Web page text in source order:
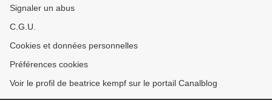
Signaler un abus
C.G.U.
Cookies et données personnelles
Préférences cookies
Voir le profil de beatrice kempf sur le portail Canalblog